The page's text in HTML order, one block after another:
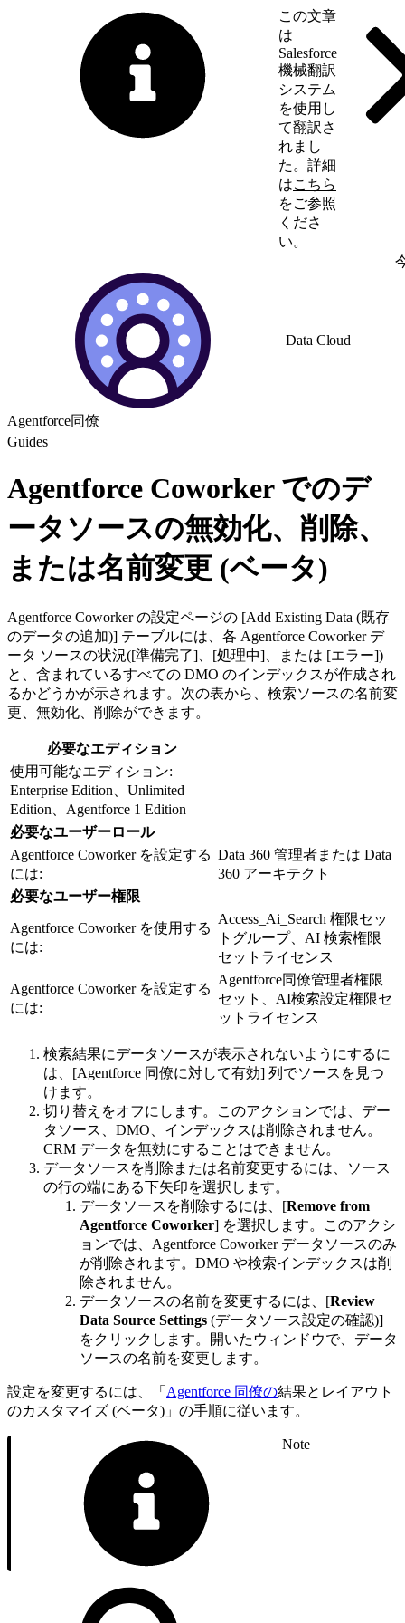
この文章
は
Salesforce
機械翻訳
システム
を使用し
て翻訳さ
れまし
た。詳細
はこちら
をご参照
くださ
い。
Data Cloud
Agentforce同僚
Guides
Agentforce Coworker でのデ
ータソースの無効化、削除、
または名前変更 (ベータ)
Agentforce Coworker の設定ページの [Add Existing Data (既存
のデータの追加)] テーブルには、各 Agentforce Coworker デ
ータ ソースの状況([準備完了]、[処理中]、または [エラー])
と、含まれているすべての DMO のインデックスが作成され
るかどうかが示されます。次の表から、検索ソースの名前変
更、無効化、削除ができます。
必要なエディション
使用可能なエディション:
Enterprise Edition、Unlimited
Edition、Agentforce 1 Edition
必要なユーザーロール
Agentforce Coworker を設定する
には:
Data 360 管理者または Data
360 アーキテクト
必要なユーザー権限
Agentforce Coworker を使用する
には:
Access_Ai_Search 権限セッ
トグループ、AI 検索権限
セットライセンス
Agentforce Coworker を設定する
には:
Agentforce同僚管理者権限
セット、AI検索設定権限セ
ットライセンス
検索結果にデータソースが表示されないようにするに
は、[Agentforce 同僚に対して有効] 列でソースを見つ
けます。
切り替えをオフにします。このアクションでは、デー
タソース、DMO、インデックスは削除されません。
CRM データを無効にすることはできません。
データソースを削除または名前変更するには、ソース
の行の端にある下矢印を選択します。
データソースを削除するには、[Remove from
Agentforce Coworker] を選択します。このアクシ
ョンでは、Agentforce Coworker データソースのみ
が削除されます。DMO や検索インデックスは削
除されません。
データソースの名前を変更するには、[Review
Data Source Settings (データソース設定の確認)]
をクリックします。開いたウィンドウで、データ
ソースの名前を変更します。
設定を変更するには、「 Agentforce 同僚の結果とレイアウト
のカスタマイズ (ベータ)」の手順に従います。
Note